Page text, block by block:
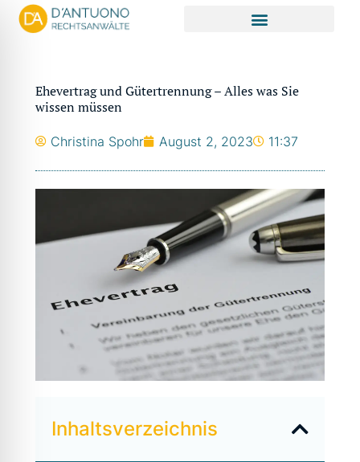
Zum
Inhalt
Ehevertrag und Gütertrennung – Alles was Sie
wissen müssen
Christina Spohr August 2, 2023 11:37
Inhaltsverzeichnis